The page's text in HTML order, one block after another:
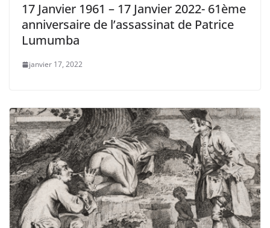
17 Janvier 1961 – 17 Janvier 2022- 61ème
anniversaire de l’assassinat de Patrice
Lumumba
janvier 17, 2022